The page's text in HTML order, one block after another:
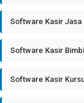
Software Kasir Jasa
Software Kasir
Software Kasir